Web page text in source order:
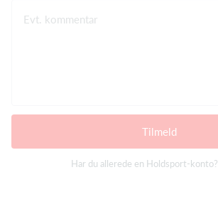
Evt. kommentar
Tilmeld
Har du allerede en Holdsport-konto?